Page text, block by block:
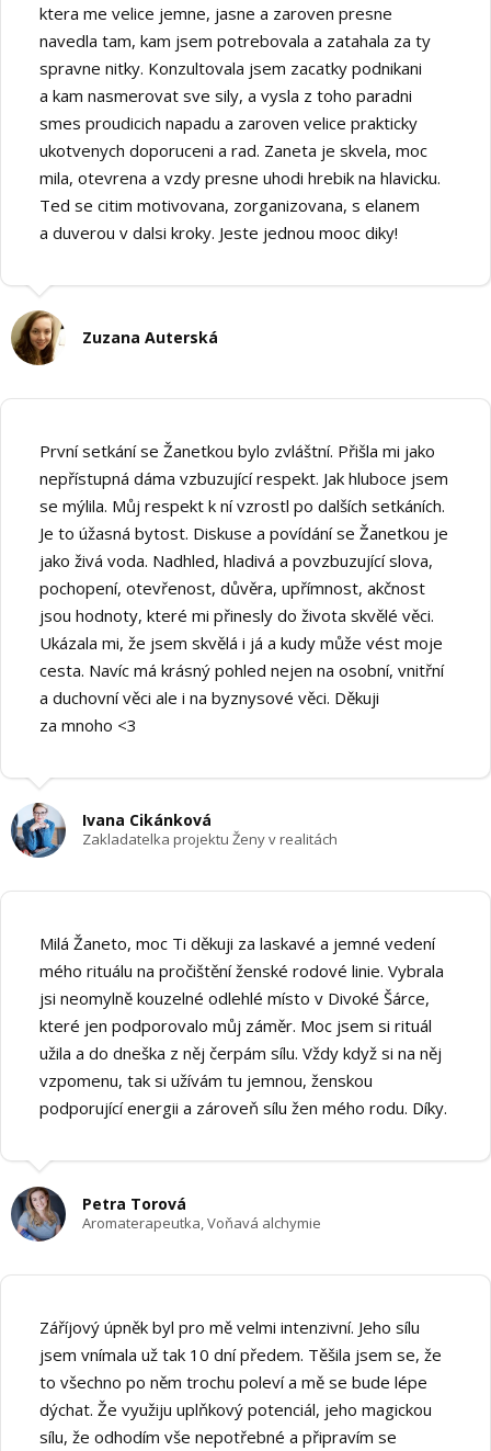
ktera me velice jemne, jasne a zaroven presne
navedla tam, kam jsem potrebovala a zatahala za ty
spravne nitky. Konzultovala jsem zacatky podnikani
a kam nasmerovat sve sily, a vysla z toho paradni
smes proudicich napadu a zaroven velice prakticky
ukotvenych doporuceni a rad. Zaneta je skvela, moc
mila, otevrena a vzdy presne uhodi hrebik na hlavicku.
Ted se citim motivovana, zorganizovana, s elanem
a duverou v dalsi kroky. Jeste jednou mooc diky!
Zuzana Auterská
První setkání se Žanetkou bylo zvláštní. Přišla mi jako
nepřístupná dáma vzbuzující respekt. Jak hluboce jsem
se mýlila. Můj respekt k ní vzrostl po dalších setkáních.
Je to úžasná bytost. Diskuse a povídání se Žanetkou je
jako živá voda. Nadhled, hladivá a povzbuzující slova,
pochopení, otevřenost, důvěra, upřímnost, akčnost
jsou hodnoty, které mi přinesly do života skvělé věci.
Ukázala mi, že jsem skvělá i já a kudy může vést moje
cesta. Navíc má krásný pohled nejen na osobní, vnitřní
a duchovní věci ale i na byznysové věci. Děkuji
za mnoho <3
Ivana Cikánková
Zakladatelka projektu Ženy v realitách
Milá Žaneto, moc Ti děkuji za laskavé a jemné vedení
mého rituálu na pročištění ženské rodové linie. Vybrala
jsi neomylně kouzelné odlehlé místo v Divoké Šárce,
které jen podporovalo můj záměr. Moc jsem si rituál
užila a do dneška z něj čerpám sílu. Vždy když si na něj
vzpomenu, tak si užívám tu jemnou, ženskou
podporující energii a zároveň sílu žen mého rodu. Díky.
Petra Torová
Aromaterapeutka, Voňavá alchymie
Záříjový úpněk byl pro mě velmi intenzivní. Jeho sílu
jsem vnímala už tak 10 dní předem. Těšila jsem se, že
to všechno po něm trochu poleví a mě se bude lépe
dýchat. Že využiju uplňkový potenciál, jeho magickou
sílu, že odhodím vše nepotřebné a připravím se